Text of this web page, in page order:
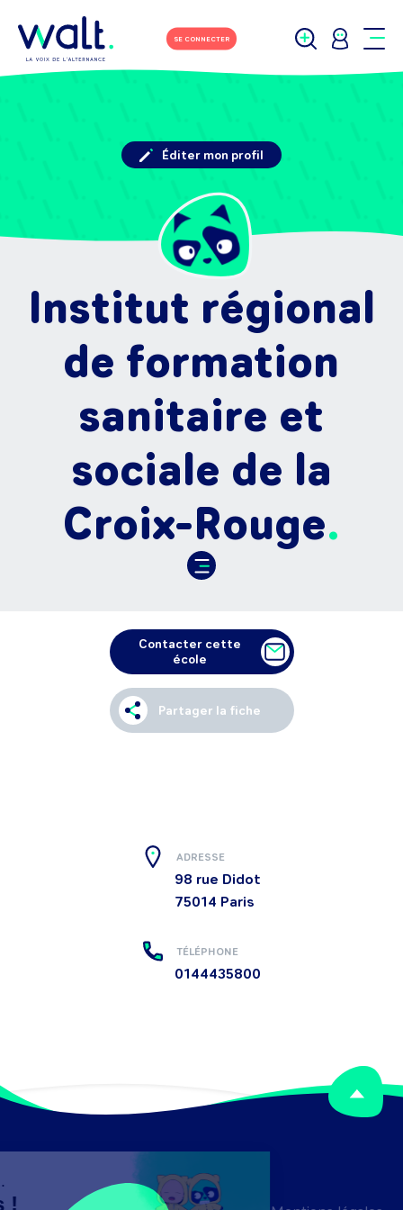
SE CONNECTER
Institut régional
de formation
sanitaire et
sociale de la
Croix-Rouge
Éditer mon profil
Contacter cette
école
Partager la fiche
ADRESSE
98 rue Didot
75014 Paris
TÉLÉPHONE
0144435800